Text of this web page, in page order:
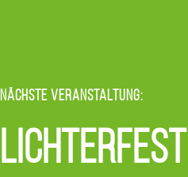
Nächste Veranstaltung:
Lichterfest